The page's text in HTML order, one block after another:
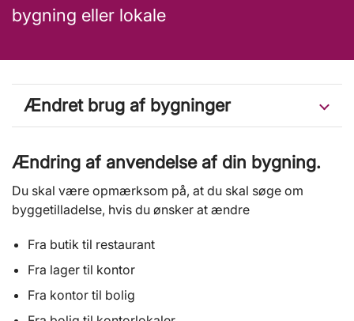
bygning eller lokale
Ændret brug af bygninger
Ændring af anvendelse af din bygning.
Du skal være opmærksom på, at du skal søge om
byggetilladelse, hvis du ønsker at ændre
Fra butik til restaurant
Fra lager til kontor
Fra kontor til bolig